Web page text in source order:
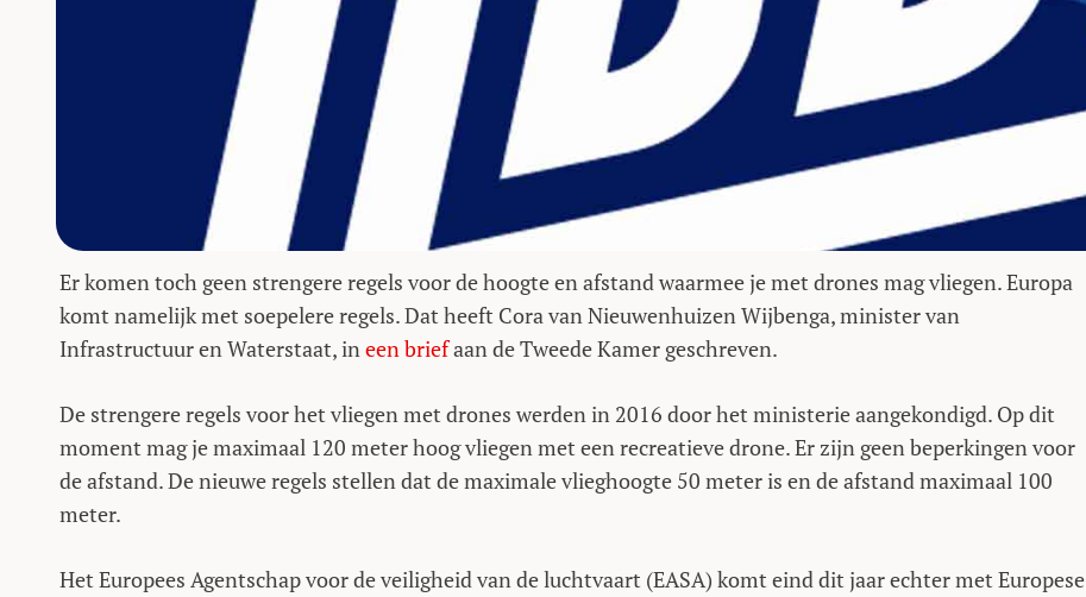
Er komen toch geen strengere regels voor de hoogte en afstand waarmee je met drones mag vliegen. Europa
komt namelijk met soepelere regels. Dat heeft Cora van Nieuwenhuizen Wijbenga, minister van
Infrastructuur en Waterstaat, ineen briefaan de Tweede Kamer geschreven.
De strengere regels voor het vliegen met drones werden in 2016 door het ministerie aangekondigd. Op dit
moment mag je maximaal 120 meter hoog vliegen met een recreatieve drone. Er zijn geen beperkingen voor
de afstand. De nieuwe regels stellen dat de maximale vlieghoogte 50 meter is en de afstand maximaal 100
meter.
Het Europees Agentschap voor de veiligheid van de luchtvaart (EASA) komt eind dit jaar echter met Europese